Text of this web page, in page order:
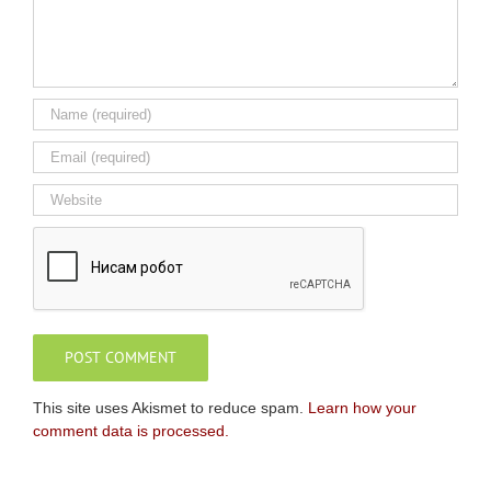
This site uses Akismet to reduce spam. Learn how your
comment data is processed.